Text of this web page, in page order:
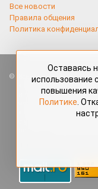
Все новости
Правила общения
Политика
Все права защищены.
«Красраб.ру»
и читателями,
частичное
«Красраб.ру»,
Оставаясь
использование
повышения
Политике .